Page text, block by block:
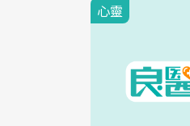
心靈